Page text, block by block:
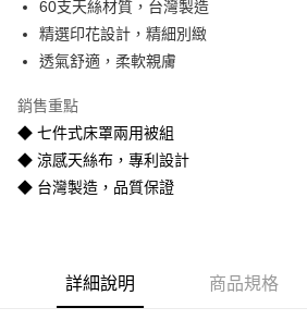
悠遊付
全盈+PAY
AFTEE先享後付
相關說明
１．簡單：不需註冊會員、不需綁卡、不需儲值。
２．便利：只要手機號碼，簡訊認證，即可結帳。
３．安心：先確認商品／服務後，再付款。
運送方式
60支天絲材質，台灣製造
精選印花設計，精細別緻
透氣舒適，柔軟親膚
銷售重點
◆ 七件式床罩兩用被組
◆ 涼感天絲布，專利設計
◆ 台灣製造，品質保證
詳細說明 商品規格